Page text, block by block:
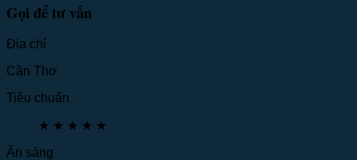
Gọi để tư vấn
Địa chỉ
Cần Thơ
Tiêu chuẩn
★ ★ ★ ★ ★
Ăn sáng